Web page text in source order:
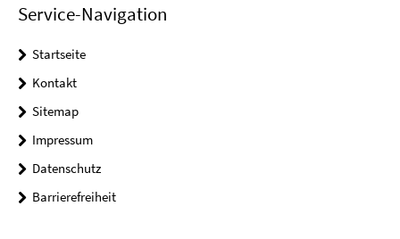
Service-Navigation
Startseite
Kontakt
Sitemap
Impressum
Datenschutz
Barrierefreiheit